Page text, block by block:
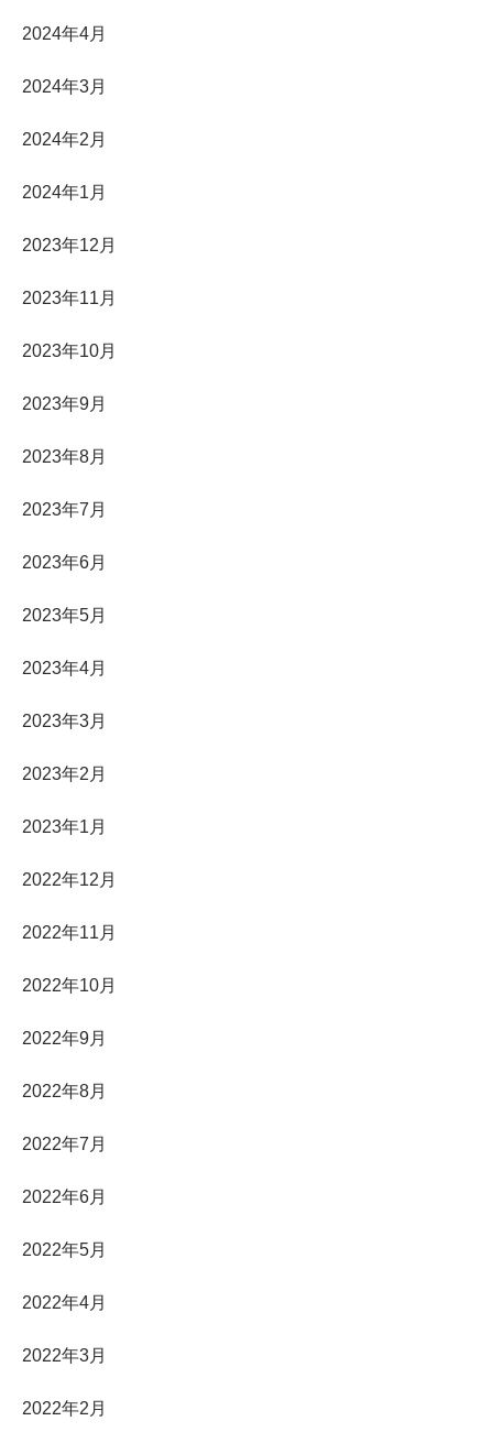
2024年4月
2024年3月
2024年2月
2024年1月
2023年12月
2023年11月
2023年10月
2023年9月
2023年8月
2023年7月
2023年6月
2023年5月
2023年4月
2023年3月
2023年2月
2023年1月
2022年12月
2022年11月
2022年10月
2022年9月
2022年8月
2022年7月
2022年6月
2022年5月
2022年4月
2022年3月
2022年2月